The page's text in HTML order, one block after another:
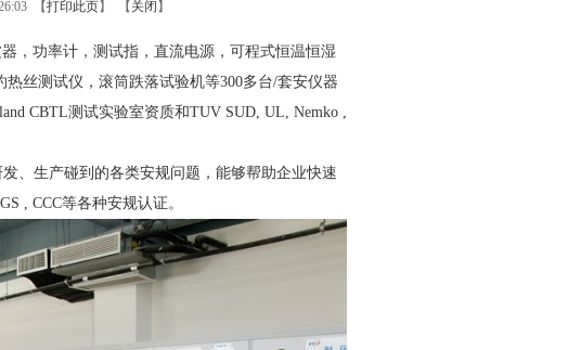
【打印此页】 【 关闭 】
功率计，测试指，直流电源，可程式恒温恒湿
丝测试仪，滚筒跌落试验机等300多台/套安仪器
CBTL测试实验室资质和TUV SUD, UL, Nemko ,
生产碰到的各类安规问题，能够帮助企业快速
, CCC等各种安规认证。